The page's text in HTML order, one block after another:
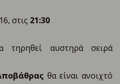
στις 21:30
τηρηθεί αυστηρά σειρά
θα είναι ανοιχτό